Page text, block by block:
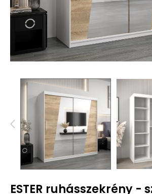
ESTER ruhásszekrény -